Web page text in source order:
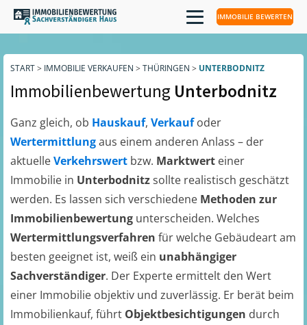
IMMOBILIE BEWERTEN
START> IMMOBILIE VERKAUFEN > THÜRINGEN > UNTERBODNITZ
Immobilienbewertung Unterbodnitz
Ganz gleich, ob Hauskauf, Verkaufoder
Wertermittlungaus einem anderen Anlass – der
aktuelleVerkehrswert bzw. Marktwert einer
Immobilie in Unterbodnitzsollte realistisch geschätzt
werden. Es lassen sich verschiedene Methoden zur
Immobilienbewertung unterscheiden. Welches
Wertermittlungsverfahren für welche Gebäudeart am
besten geeignet ist, weiß ein unabhängiger
Sachverständiger. Der Experte ermittelt den Wert
einer Immobilie objektiv und zuverlässig. Er berät beim
Immobilienkauf, führt Objektbesichtigungen durch